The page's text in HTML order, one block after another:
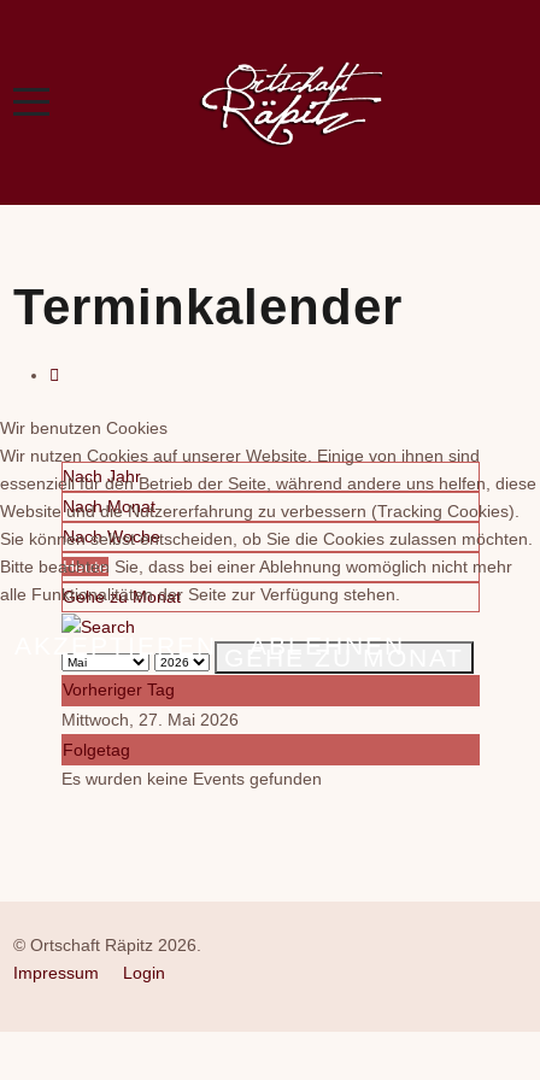
Terminkalender
Nach Jahr
Nach Monat
Nach Woche
Heute
Gehe zu Monat
Vorheriger Tag
Mittwoch, 27. Mai 2026
Folgetag
Es wurden keine Events gefunden
© Ortschaft Räpitz 2026.
Impressum
Login
Wir benutzen Cookies
Wir nutzen Cookies auf unserer Website. Einige von ihnen sind
essenziell für den Betrieb der Seite, während andere uns helfen, diese
Website und die Nutzererfahrung zu verbessern (Tracking Cookies).
Sie können selbst entscheiden, ob Sie die Cookies zulassen möchten.
Bitte beachten Sie, dass bei einer Ablehnung womöglich nicht mehr
alle Funktionalitäten der Seite zur Verfügung stehen.
AKZEPTIEREN ABLEHNEN